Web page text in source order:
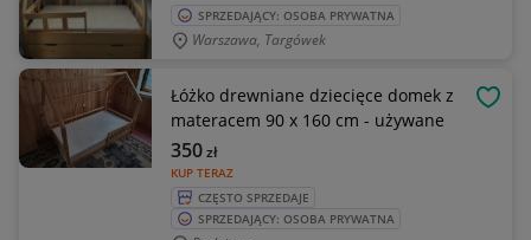
SPRZEDAJĄCY: OSOBA PRYWATNA
Warszawa, Targówek
Łóżko drewniane dziecięce domek z
materacem 90 x 160 cm - używane
KUP TERAZ
350zł
CZĘSTO SPRZEDAJE
SPRZEDAJĄCY: OSOBA PRYWATNA